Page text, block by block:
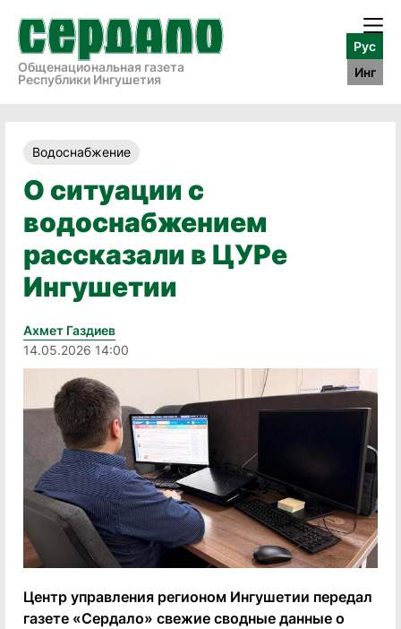
Общенациональная газета
Республики Ингушетия
Рус
Инг
Водоснабжение
О ситуации с
водоснабжением
рассказали в ЦУРе
Ингушетии
Ахмет Газдиев
14.05.2026 14:00
Центр управления регионом Ингушетии передал
газете «Сердало» свежие сводные данные о